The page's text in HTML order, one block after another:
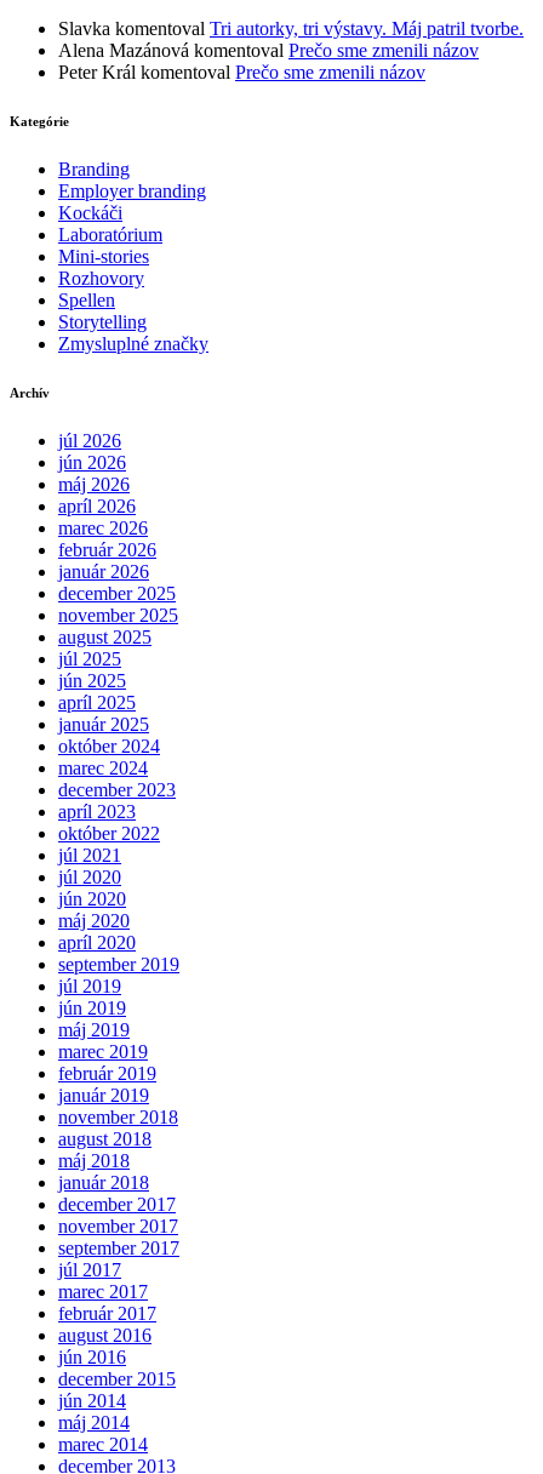
Slavka komentoval Tri autorky, tri výstavy. Máj patril tvorbe.
Alena Mazánová komentoval Prečo sme zmenili názov
Peter Král komentoval Prečo sme zmenili názov
Kategórie
Branding
Employer branding
Kockáči
Laboratórium
Mini-stories
Rozhovory
Spellen
Storytelling
Zmysluplné značky
Archív
júl 2026
jún 2026
máj 2026
apríl 2026
marec 2026
február 2026
január 2026
december 2025
november 2025
august 2025
júl 2025
jún 2025
apríl 2025
január 2025
október 2024
marec 2024
december 2023
apríl 2023
október 2022
júl 2021
júl 2020
jún 2020
máj 2020
apríl 2020
september 2019
júl 2019
jún 2019
máj 2019
marec 2019
február 2019
január 2019
november 2018
august 2018
máj 2018
január 2018
december 2017
november 2017
september 2017
júl 2017
marec 2017
február 2017
august 2016
jún 2016
december 2015
jún 2014
máj 2014
marec 2014
december 2013